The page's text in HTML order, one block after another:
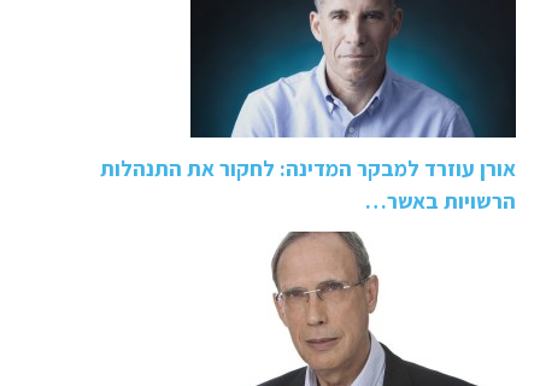
אורן עוזרד למבקר המדינה: לחקור את התנהלות
הרשויות באשר…